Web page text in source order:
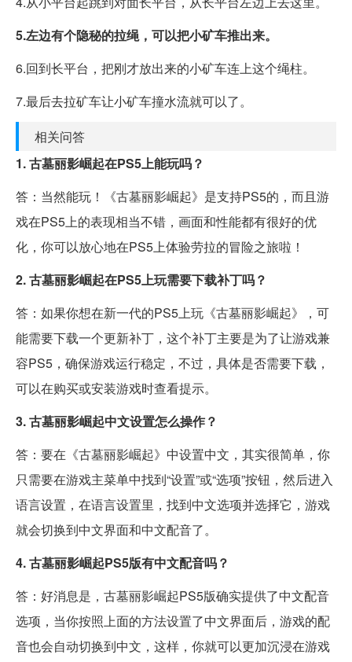
5.左边有个隐秘的拉绳，可以把小矿车推出来。
6.回到长平台，把刚才放出来的小矿车连上这个绳柱。
7.最后去拉矿车让小矿车撞水流就可以了。
相关问答
1. 古墓丽影崛起在PS5上能玩吗？
答：当然能玩！《古墓丽影崛起》是支持PS5的，而且游
戏在PS5上的表现相当不错，画面和性能都有很好的优
化，你可以放心地在PS5上体验劳拉的冒险之旅啦！
2. 古墓丽影崛起在PS5上玩需要下载补丁吗？
答：如果你想在新一代的PS5上玩《古墓丽影崛起》，可
能需要下载一个更新补丁，这个补丁主要是为了让游戏兼
容PS5，确保游戏运行稳定，不过，具体是否需要下载，
可以在购买或安装游戏时查看提示。
3. 古墓丽影崛起中文设置怎么操作？
答：要在《古墓丽影崛起》中设置中文，其实很简单，你
只需要在游戏主菜单中找到“设置”或“选项”按钮，然后进入
语言设置，在语言设置里，找到中文选项并选择它，游戏
就会切换到中文界面和中文配音了。
4. 古墓丽影崛起PS5版有中文配音吗？
答：好消息是，古墓丽影崛起PS5版确实提供了中文配音
选项，当你按照上面的方法设置了中文界面后，游戏的配
音也会自动切换到中文，这样，你就可以更加沉浸在游戏